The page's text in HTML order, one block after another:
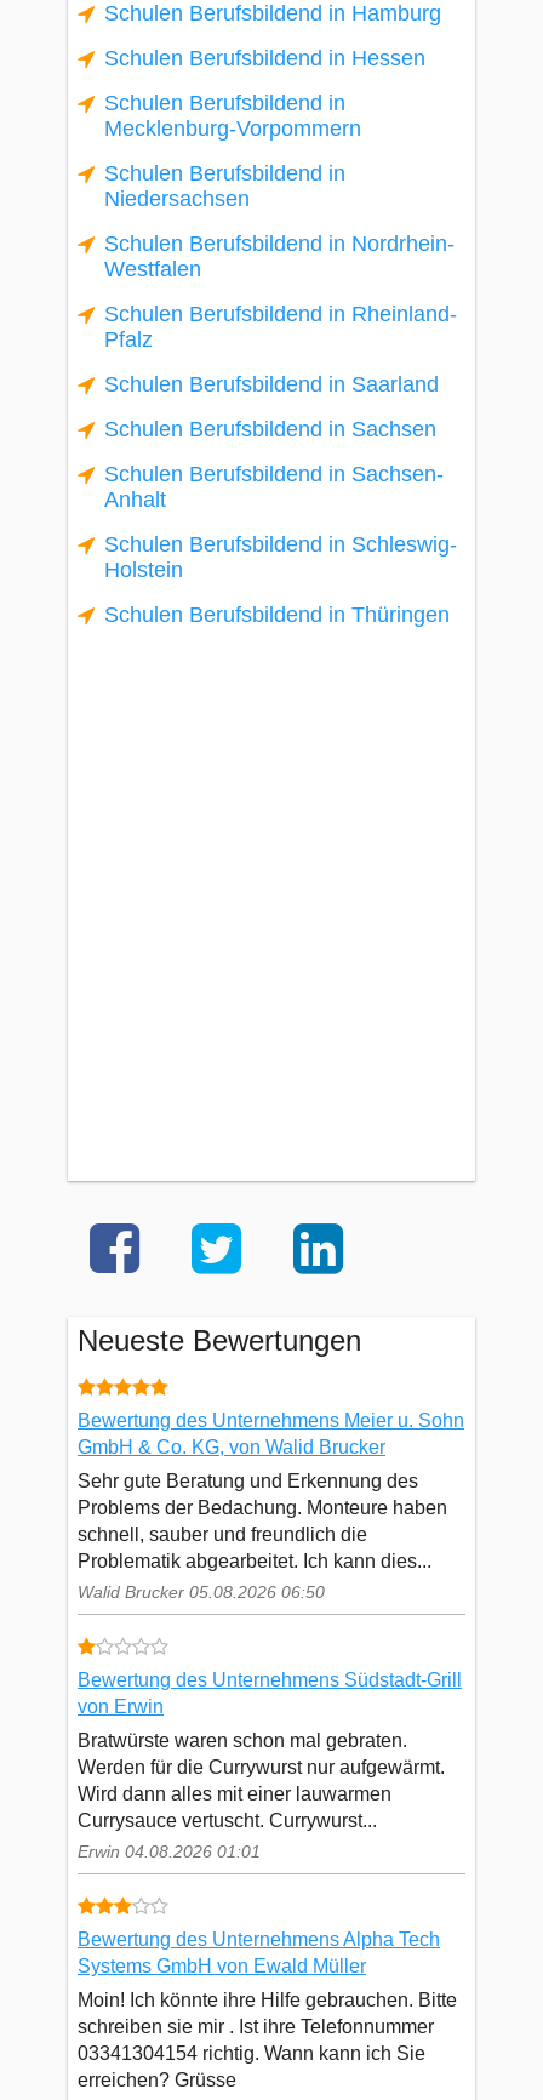
Schulen Berufsbildend in Hamburg
Schulen Berufsbildend in Hessen
Schulen Berufsbildend in
Mecklenburg-Vorpommern
Schulen Berufsbildend in
Niedersachsen
Schulen Berufsbildend in Nordrhein-
Westfalen
Schulen Berufsbildend in Rheinland-
Pfalz
Schulen Berufsbildend in Saarland
Schulen Berufsbildend in Sachsen
Schulen Berufsbildend in Sachsen-
Anhalt
Schulen Berufsbildend in Schleswig-
Holstein
Schulen Berufsbildend in Thüringen
Neueste Bewertungen
Bewertung des Unternehmens Meier u. Sohn
GmbH & Co. KG, von Walid Brucker
Sehr gute Beratung und Erkennung des
Problems der Bedachung. Monteure haben
schnell, sauber und freundlich die
Problematik abgearbeitet. Ich kann dies...
Walid Brucker 05.08.2026 06:50
Bewertung des Unternehmens Südstadt-Grill
von Erwin
Bratwürste waren schon mal gebraten.
Werden für die Currywurst nur aufgewärmt.
Wird dann alles mit einer lauwarmen
Currysauce vertuscht. Currywurst...
Erwin 04.08.2026 01:01
Bewertung des Unternehmens Alpha Tech
Systems GmbH von Ewald Müller
Moin! Ich könnte ihre Hilfe gebrauchen. Bitte
schreiben sie mir . Ist ihre Telefonnummer
03341304154 richtig. Wann kann ich Sie
erreichen? Grüsse